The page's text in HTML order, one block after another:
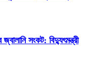
সংকট: বিদ্যুৎমন্ত্রী